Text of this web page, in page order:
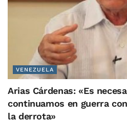
VENEZUELA
Arias Cárdenas: «Es
continuamos en guerra
la derrota»